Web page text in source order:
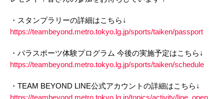
・スタンプラリーの詳細はこちら↓
https://teambeyond.metro.tokyo.lg.jp/sports/taiken/passport
・パラスポーツ体験プログラム 今後の実施予定はこちら↓
https://teambeyond.metro.tokyo.lg.jp/sports/taiken/schedule
・TEAM BEYOND LINE公式アカウントの詳細はこちら↓